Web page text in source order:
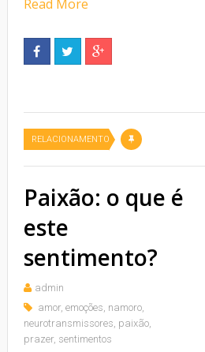
Read More
RELACIONAMENTO
Paixão: o que é
este
sentimento?
admin
amor, emoções, namoro,
neurotransmissores, paixão,
prazer, sentimentos